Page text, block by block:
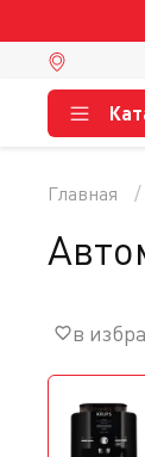
Главная
в